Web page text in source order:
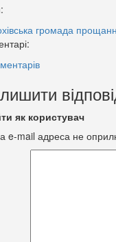
громада
як користувач
e-mail адреса не